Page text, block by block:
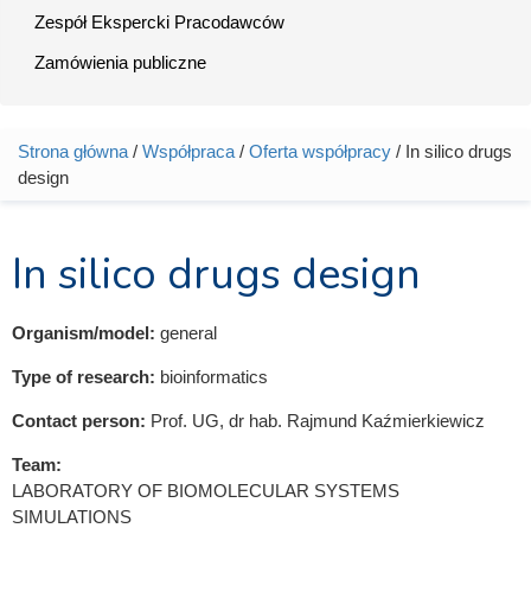
Zespół Ekspercki Pracodawców
Zamówienia publiczne
Jesteś tutaj
Strona główna / Współpraca / Oferta współpracy / In silico drugs
design
In silico drugs design
Organism/model: general
Type of research: bioinformatics
Contact person: Prof. UG, dr hab. Rajmund Kaźmierkiewicz
Team:
LABORATORY OF BIOMOLECULAR SYSTEMS
SIMULATIONS